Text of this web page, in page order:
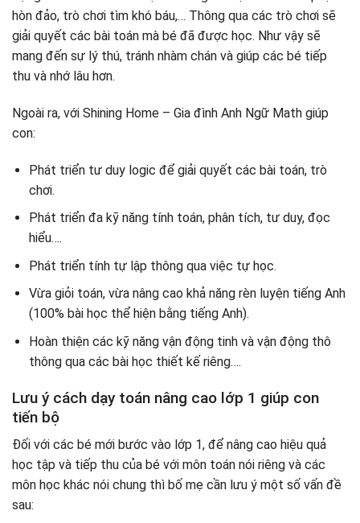
hòn đảo, trò chơi tìm khó báu,… Thông qua các trò chơi sẽ
giải quyết các bài toán mà bé đã được học. Như vậy sẽ
mang đến sự lý thú, tránh nhàm chán và giúp các bé tiếp
thu và nhớ lâu hơn.
Ngoài ra, với Shining Home – Gia đình Anh Ngữ Math giúp
con:
Phát triển tư duy logic để giải quyết các bài toán, trò
chơi.
Phát triển đa kỹ năng tính toán, phân tích, tư duy, đọc
hiểu….
Phát triển tính tự lập thông qua việc tự học.
Vừa giỏi toán, vừa nâng cao khả năng rèn luyện tiếng Anh
(100% bài học thể hiện bằng tiếng Anh).
Hoàn thiện các kỹ năng vận động tinh và vận động thô
thông qua các bài học thiết kế riêng….
Lưu ý cách dạy toán nâng cao lớp 1 giúp con
tiến bộ
Đối với các bé mới bước vào lớp 1, để nâng cao hiệu quả
học tập và tiếp thu của bé với môn toán nói riêng và các
môn học khác nói chung thì bố mẹ cần lưu ý một số vấn đề
sau: